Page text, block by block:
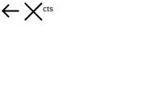
More products